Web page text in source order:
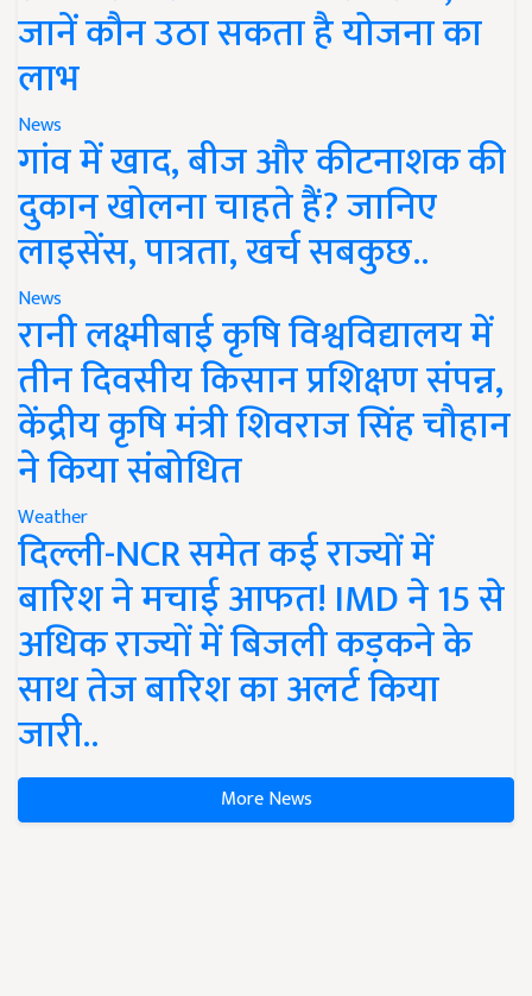
जानें कौन उठा सकता है योजना का
लाभ
News
गांव में खाद, बीज और कीटनाशक की
दुकान खोलना चाहते हैं? जानिए
लाइसेंस, पात्रता, खर्च सबकुछ..
News
रानी लक्ष्मीबाई कृषि विश्वविद्यालय में
तीन दिवसीय किसान प्रशिक्षण संपन्न,
केंद्रीय कृषि मंत्री शिवराज सिंह चौहान
ने किया संबोधित
Weather
दिल्ली-NCR समेत कई राज्यों में
बारिश ने मचाई आफत! IMD ने 15 से
अधिक राज्यों में बिजली कड़कने के
साथ तेज बारिश का अलर्ट किया
जारी..
More News